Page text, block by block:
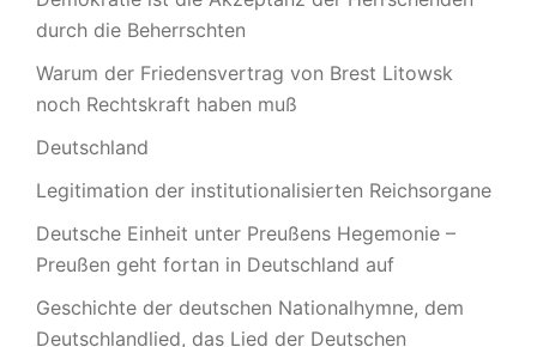
durch die Beherrschten
Warum der Friedensvertrag von Brest Litowsk
noch Rechtskraft haben muß
Deutschland
Legitimation der institutionalisierten Reichsorgane
Deutsche Einheit unter Preußens Hegemonie –
Preußen geht fortan in Deutschland auf
Geschichte der deutschen Nationalhymne, dem
Deutschlandlied, das Lied der Deutschen